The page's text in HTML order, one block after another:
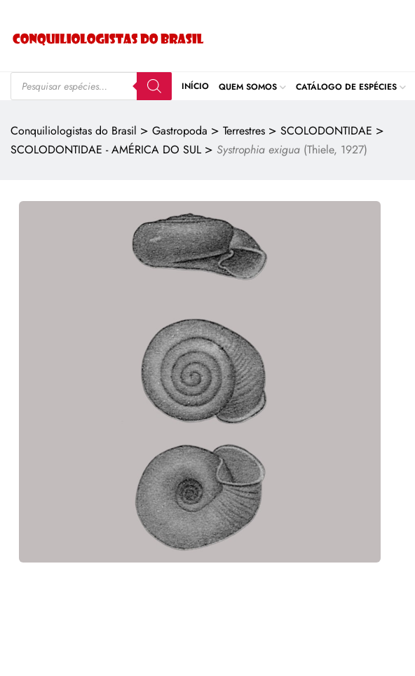
INÍCIO QUEM SOMOS CATÁLOGO DE ESPÉCIES
Conquiliologistas do Brasil > Gastropoda > Terrestres > SCOLODONTIDAE >
SCOLODONTIDAE - AMÉRICA DO SUL > Systrophia exigua (Thiele, 1927)